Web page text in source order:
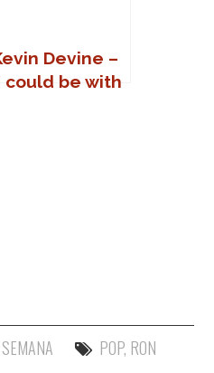
Devine –
could be with
POP, RON